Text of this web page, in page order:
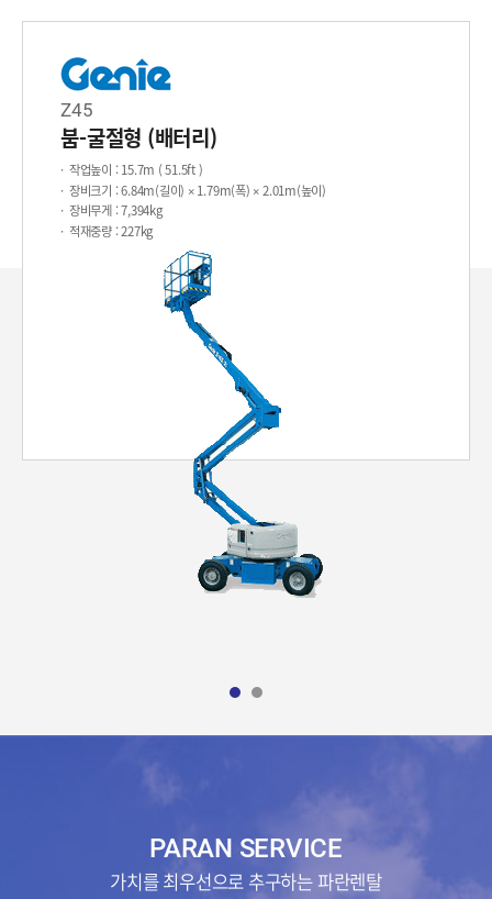
Z45
붐-굴절형 (배터리)
작업높이 : 15.7m ( 51.5ft )
장비크기 : 6.84m(길이) × 1.79m(폭) × 2.01m(높이)
장비무게: 7,394kg
적재중량: 227kg
PARAN SERVICE
가치를 최우선으로 추구하는 파란렌탈